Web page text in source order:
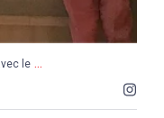
le ...